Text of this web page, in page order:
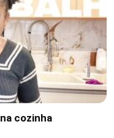
cozinha